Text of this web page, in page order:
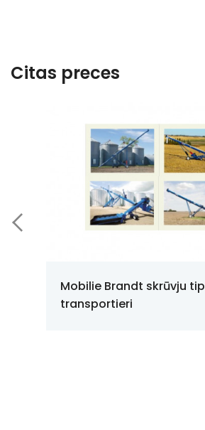
Citas preces
Mobilie Brandt skrūvju
transportieri